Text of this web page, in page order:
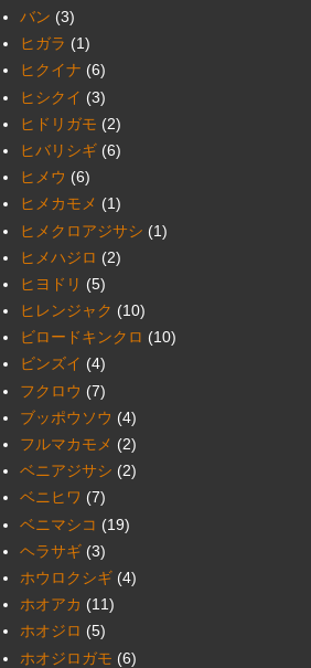
バン (3)
ヒガラ (1)
ヒクイナ (6)
ヒシクイ (3)
ヒドリガモ (2)
ヒバリシギ (6)
ヒメウ (6)
ヒメカモメ (1)
ヒメクロアジサシ (1)
ヒメハジロ (2)
ヒヨドリ (5)
ヒレンジャク (10)
ビロードキンクロ (10)
ビンズイ (4)
フクロウ (7)
ブッポウソウ (4)
フルマカモメ (2)
ベニアジサシ (2)
ベニヒワ (7)
ベニマシコ (19)
ヘラサギ (3)
ホウロクシギ (4)
ホオアカ (11)
ホオジロ (5)
ホオジロガモ (6)